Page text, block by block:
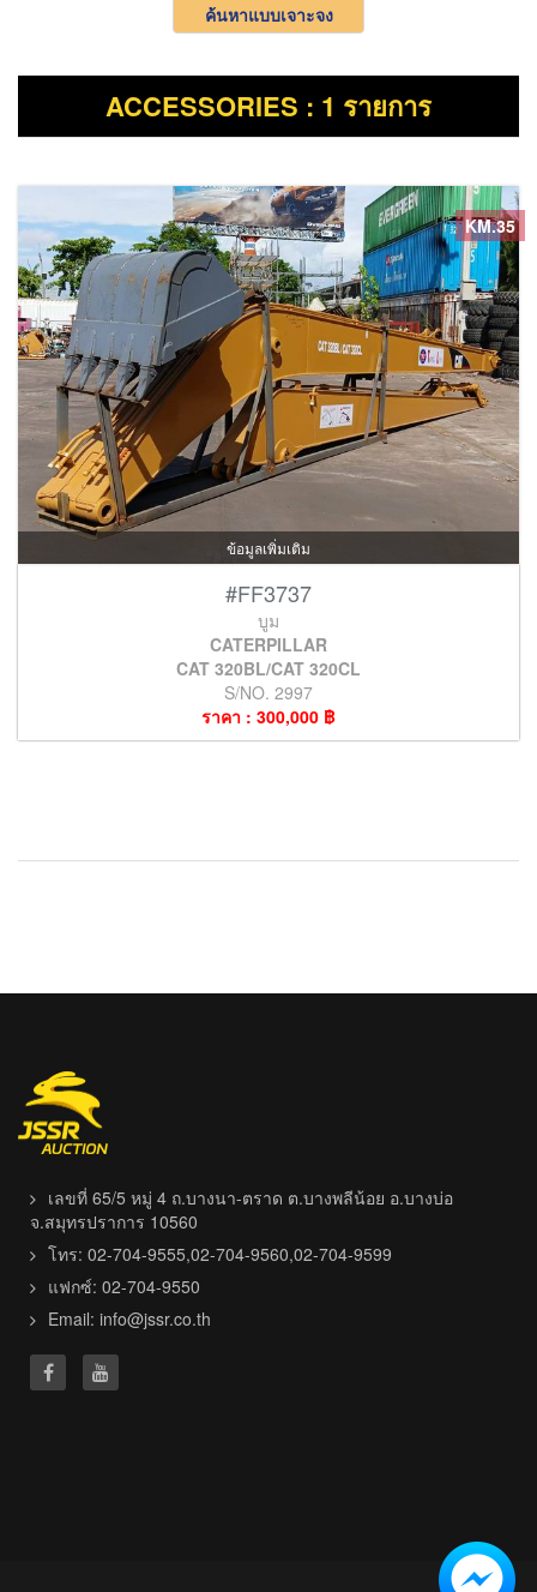
ค้นหาแบบเจาะจง
ACCESSORIES : 1 รายการ
ข้อมูลเพิ่มเติม
KM.35
#FF3737
บูม
CATERPILLAR
CAT 320BL/CAT 320CL
S/NO. 2997
ราคา : 300,000 ฿
เลขที่ 65/5 หมู่ 4 ถ.บางนา-ตราด ต.บางพลีน้อย อ.บางบ่อ
จ.สมุทรปราการ 10560
โทร: 02-704-9555,02-704-9560,02-704-9599
แฟกซ์: 02-704-9550
Email: info@jssr.co.th